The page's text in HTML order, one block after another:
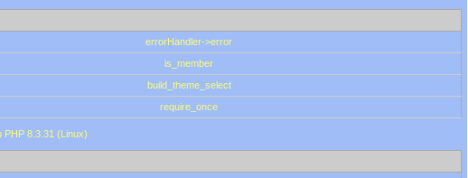
errorHandler->error
is_member
build_theme_select
require_once
PHP 8.3.31 (Linux)